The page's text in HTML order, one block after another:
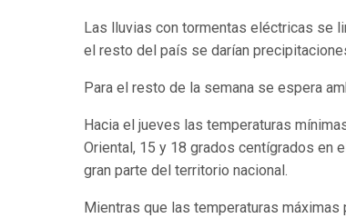
Las lluvias con tormentas eléctricas se
el resto del país se darían
Para el resto de la semana se espera
Hacia el jueves las temperaturas
Oriental, 15 y 18 grados centígrados en
gran parte del territorio nacional.
Mientras que las temperaturas